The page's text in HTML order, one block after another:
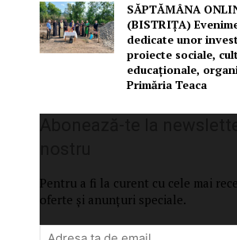
SĂPTĂMÂNA
(BISTRIȚA)
dedicate unor
proiecte sociale,
educaționale,
Primăria Teaca
Pentru a fi la curent cu cele mai
oferte și anunțuri speciale.